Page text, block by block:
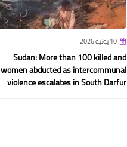
10 يونيو 2026
Sudan: More than 100 killed and
women abducted as intercommunal
violence escalates in South Darfur